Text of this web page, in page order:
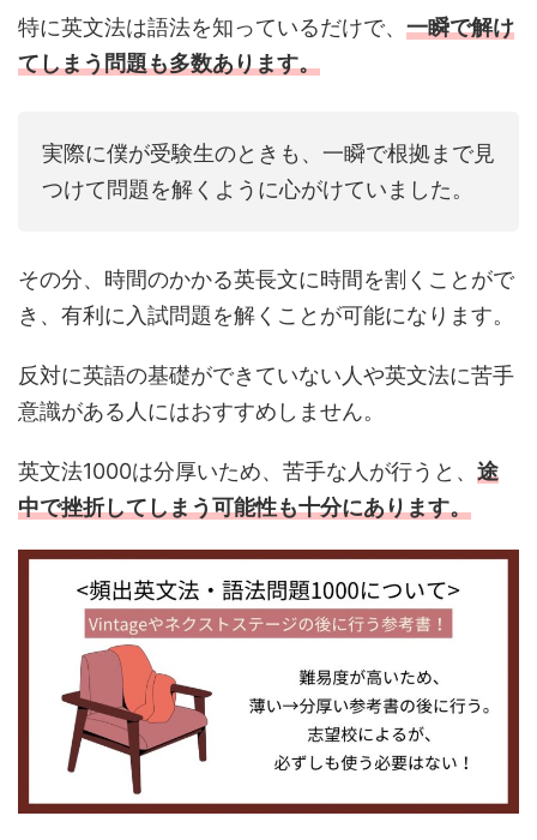
特に英文法は語法を知っているだけで、 一瞬で解け
てしまう問題も多数あります。
実際に僕が受験生のときも、一瞬で根拠まで見
つけて問題を解くように心がけていました。
その分、時間のかかる英長文に時間を割くことがで
き、有利に入試問題を解くことが可能になります。
反対に英語の基礎ができていない人や英文法に苦手
意識がある人にはおすすめしません。
英文法1000は分厚いため、苦手な人が行うと、 途
中で挫折してしまう可能性も十分にあります。